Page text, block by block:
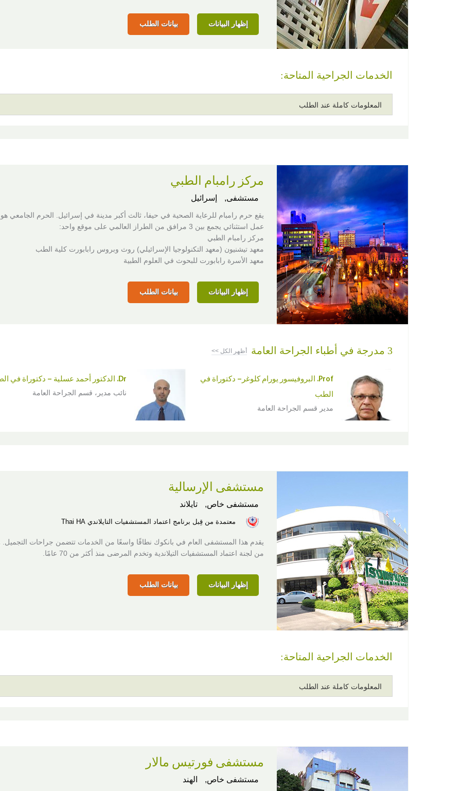
إظهار البيانات بيانات الطلب
الخدمات الجراحية المتاحة:
المعلومات كاملة عند الطلب
مركز رامبام الطبي
مستشفى, إسرائيل
يقع حرم رامبام للرعاية الصحية في حيفا، ثالث أكبر مدينة في إسرائيل. الحرم الجامعي
عمل استثنائي يجمع بين 3 مرافق من الطراز العالمي على موقع واحد:
مركز رامبام الطبي
معهد تيشنيون (معهد التكنولوجيا الإسرائيلي) روث وبروس رابابورت كلية الطب
معهد الأسرة رابابورت للبحوث في العلوم الطبية
إظهار البيانات بيانات الطلب
3 مدرجة في أطباء الجراحة العامة أظهر الكل >>
Prof. البروفيسور يورام كلوغر– دكتوراة في
الطب
مدير قسم الجراحة العامة
Dr. الدكتور أحمد عسلية – دكتوراة في الطب
نائب مدير، قسم الجراحة العامة
مستشفى الإرسالية
مستشفى خاص, تايلاند
معتمدة من قِبل برنامج اعتماد المستشفيات التايلاندي Thai HA
يقدم هذا المستشفى العام في بانكوك نطاقًا واسعًا من الخدمات تتضمن جراحات التجميل.
من لجنة اعتماد المستشفيات التيلاندية وتخدم المرضى منذ أكثر من 70 عامًا.
إظهار البيانات بيانات الطلب
الخدمات الجراحية المتاحة:
المعلومات كاملة عند الطلب
مستشفى فورتيس مالار
مستشفى خاص, الهند